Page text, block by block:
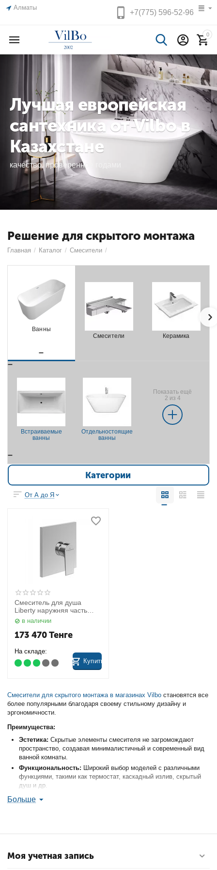
Алматы
+7(775)596-52-96
0
Лучшая европейская
сантехника от Vilbo в
Казахстане
качество, проверенное годами
Решение для скрытого монтажа
Главная / Каталог / Смесители /
Ванны
Смесители
Керамика
Встраиваемые
ванны
Отдельностоящие
ванны
Показать ещё
2 из 4
Категории
Смесители для скрытого монтажа в магазинах Vilbo становятся все
более популярными благодаря своему стильному дизайну и
эргономичности.
Преимущества:
Эстетика: Скрытые элементы смесителя не загромождают
пространство, создавая минималистичный и современный вид
ванной комнаты.
Функциональность: Широкий выбор моделей с различными
функциями, такими как термостат, каскадный излив, скрытый
душ и др.
Практичность:
компоненты скрыты в стене.
дольше своих накладных собратьев.
Монтаж:Установка смесителя скрытого монтажа требует
Больше
От А до Я
Смеситель для душа
Liberty наружняя часть
Villeroy&Boch
TVS10700400061
в наличии
173 470Тенге
На складе:
Купить
Моя учетная запись